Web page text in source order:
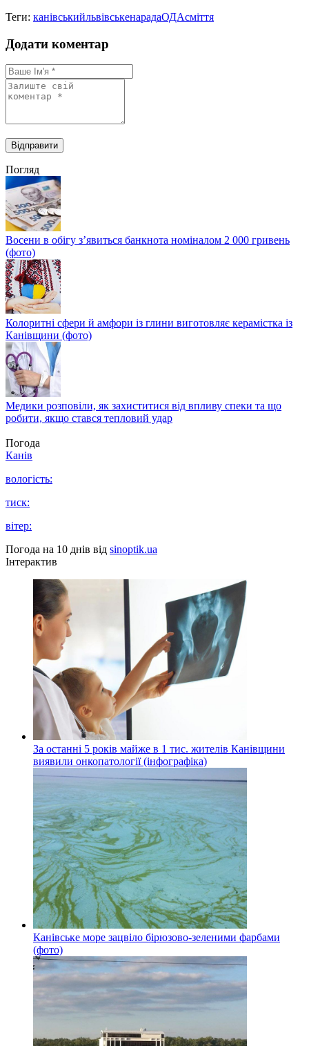
Теги: канівськийльвівськенарадаОДАсміття
Додати коментар
Погляд
Восени в обігу з’явиться банкнота номіналом 2 000 гривень
(фото)
Колоритні сфери й амфори із глини виготовляє керамістка із
Канівщини (фото)
Медики розповіли, як захиститися від впливу спеки та що
робити, якщо стався тепловий удар
Погода
Канів
вологість:
тиск:
вітер:
Погода на 10 днів від sinoptik.ua
Інтерактив
За останні 5 років майже в 1 тис. жителів Канівщини
виявили онкопатології (інфографіка)
Канівське море зацвіло бірюзово-зеленими фарбами
(фото)